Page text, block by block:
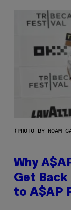
(PHOTO BY NOAM
Why
Get
to A$AP